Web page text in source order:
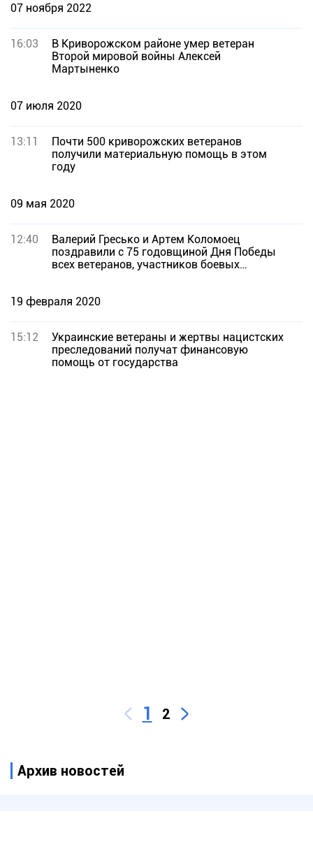
07 ноября 2022
16:03
В Криворожском районе умер ветеран
Второй мировой войны Алексей
Мартыненко
07 июля 2020
13:11
Почти 500 криворожских ветеранов
получили материальную помощь в этом
году
09 мая 2020
12:40
Валерий Гресько и Артем Коломоец
поздравили с 75 годовщиной Дня Победы
всех ветеранов, участников боевых
19 февраля 2020
15:12
Украинские ветераны и жертвы нацистских
преследований получат финансовую
помощь от государства
1 2
Архив новостей